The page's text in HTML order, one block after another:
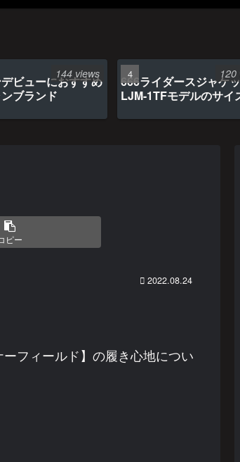
ビューにおすすめ
ブランド
144 views
666ライダースジャケ
LJM-1TFモデルのサイ
120
ピー
2022.08.24
フィールド】の履き心地につい